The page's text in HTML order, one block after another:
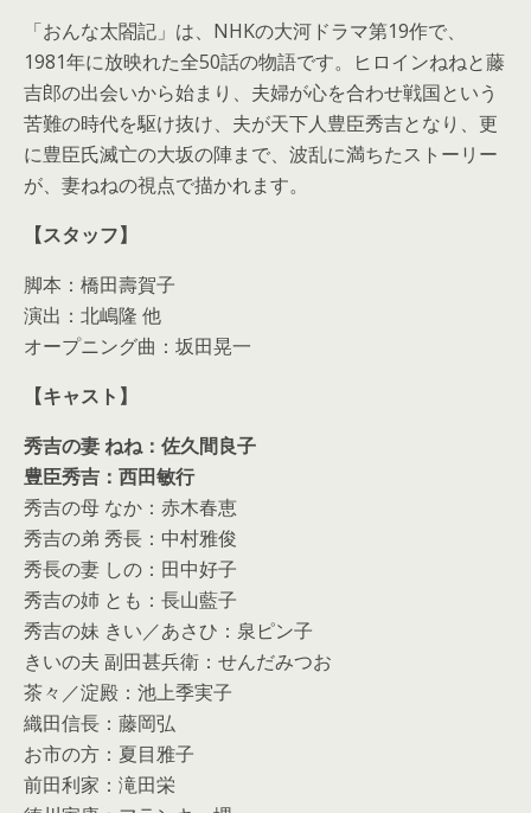
「おんな太閤記」は、NHKの大河ドラマ第19作で、
1981年に放映れた全50話の物語です。ヒロインねねと藤
吉郎の出会いから始まり、夫婦が心を合わせ戦国という
苦難の時代を駆け抜け、夫が天下人豊臣秀吉となり、更
に豊臣氏滅亡の大坂の陣まで、波乱に満ちたストーリー
が、妻ねねの視点で描かれます。
【スタッフ】
脚本：橋田壽賀子
演出：北嶋隆 他
オープニング曲：坂田晃一
【キャスト】
秀吉の妻 ねね：佐久間良子
豊臣秀吉：西田敏行
秀吉の母 なか：赤木春恵
秀吉の弟 秀長：中村雅俊
秀長の妻 しの：田中好子
秀吉の姉 とも：長山藍子
秀吉の妹 きい／あさひ：泉ピン子
きいの夫 副田甚兵衛：せんだみつお
茶々／淀殿：池上季実子
織田信長：藤岡弘
お市の方：夏目雅子
前田利家：滝田栄